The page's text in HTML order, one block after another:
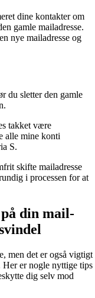
dine kontakter om
gamle mailadresse.
nye mailadresse og
du sletter den gamle
takket være
alle mine konti
S.
skifte mailadresse
i processen for at
din mail-
men det er også vigtigt
er nogle nyttige tips
dig selv mod